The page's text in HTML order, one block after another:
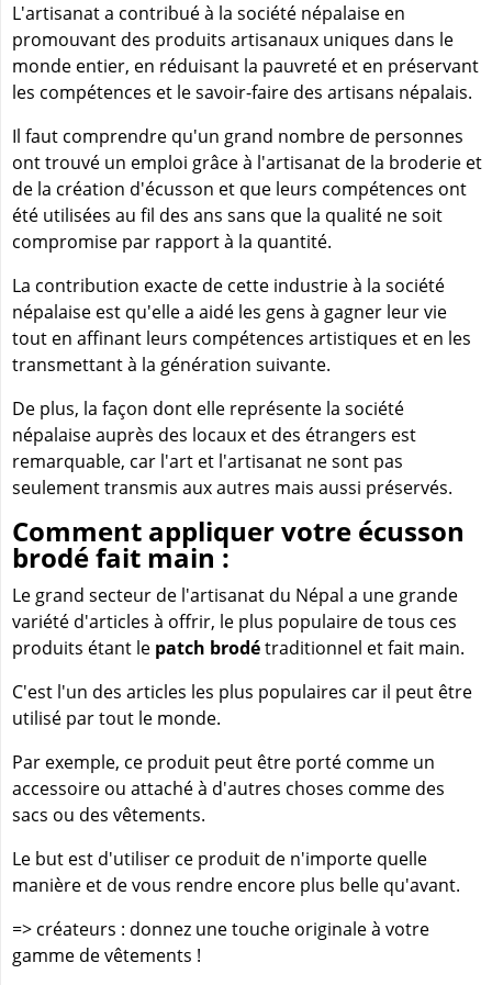
L'artisanat a contribué à la société népalaise en
promouvant des produits artisanaux uniques dans le
monde entier, en réduisant la pauvreté et en préservant
les compétences et le savoir-faire des artisans népalais.
Il faut comprendre qu'un grand nombre de personnes
ont trouvé un emploi grâce à l'artisanat de la broderie et
de la création d'écusson et que leurs compétences ont
été utilisées au fil des ans sans que la qualité ne soit
compromise par rapport à la quantité.
La contribution exacte de cette industrie à la société
népalaise est qu'elle a aidé les gens à gagner leur vie
tout en affinant leurs compétences artistiques et en les
transmettant à la génération suivante.
De plus, la façon dont elle représente la société
népalaise auprès des locaux et des étrangers est
remarquable, car l'art et l'artisanat ne sont pas
seulement transmis aux autres mais aussi préservés.
Comment appliquer votre écusson
brodé fait main :
Le grand secteur de l'artisanat du Népal a une grande
variété d'articles à offrir, le plus populaire de tous ces
produits étant le patch brodétraditionnel et fait main.
C'est l'un des articles les plus populaires car il peut être
utilisé par tout le monde.
Par exemple, ce produit peut être porté comme un
accessoire ou attaché à d'autres choses comme des
sacs ou des vêtements.
Le but est d'utiliser ce produit de n'importe quelle
manière et de vous rendre encore plus belle qu'avant.
=> créateurs : donnez une touche originale à votre
gamme de vêtements !